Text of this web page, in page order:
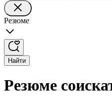
Резюме
Найти
Резюме